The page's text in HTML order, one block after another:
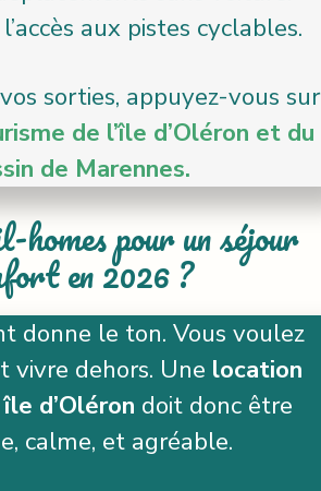
aux pistes cyclables.
sorties, appuyez-vous sur
de l’île d’Oléron et du
de Marennes.
homes pour un séjour
en 2026 ?
donne le ton. Vous voulez
vivre dehors. Une location
d’Oléron doit donc être
calme, et agréable.